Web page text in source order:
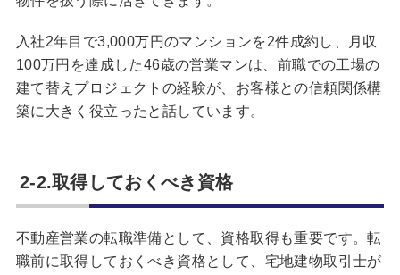
入社2年目で3,000万円のマンションを2件成約し、月収
100万円を達成した46歳の営業マンは、前職での工場の
建て替えプロジェクトの経験が、お客様との信頼関係構
築に大きく役立ったと話しています。
2-2.取得しておくべき資格
不動産営業の転職準備として、資格取得も重要です。転
職前に取得しておくべき資格として、宅地建物取引士が